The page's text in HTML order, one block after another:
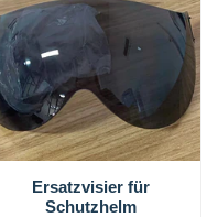
Ersatzvisier für
Schutzhelm